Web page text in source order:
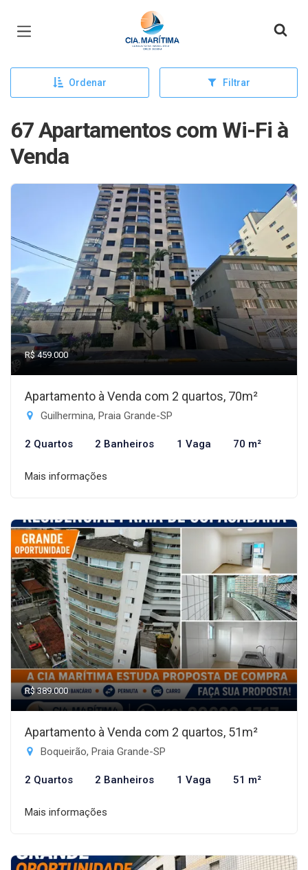
Página inicial
Ordenar Filtrar
67 Apartamentos com Wi-Fi à
Venda
R$ 459.000
Apartamento à Venda com 2 quartos, 70m²
Guilhermina, Praia Grande-SP
2 Quartos 2 Banheiros 1 Vaga 70 m²
Mais informações
R$ 389.000
Apartamento à Venda com 2 quartos, 51m²
Boqueirão, Praia Grande-SP
2 Quartos 2 Banheiros 1 Vaga 51 m²
Mais informações